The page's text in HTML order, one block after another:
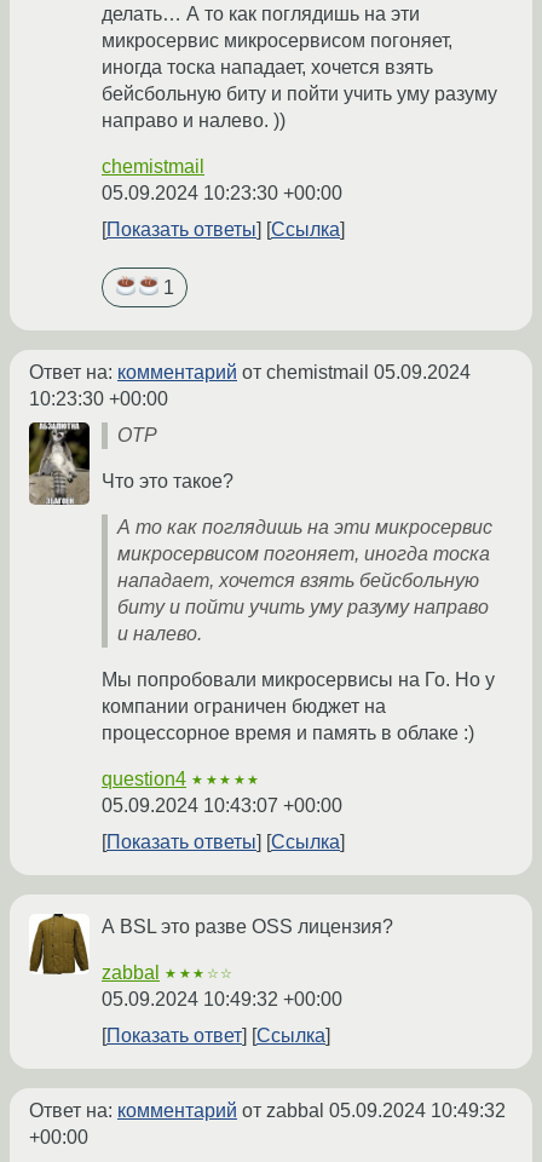
делать… А то как поглядишь на эти
микросервис микросервисом погоняет,
иногда тоска нападает, хочется взять
бейсбольную биту и пойти учить уму разуму
направо и налево. ))
chemistmail
05.09.2024 10:23:30 +00:00
Показать ответы
Ссылка
1
Ответ на: комментарий от chemistmail 05.09.2024
10:23:30 +00:00
OTP
Что это такое?
А то как поглядишь на эти микросервис
микросервисом погоняет, иногда тоска
нападает, хочется взять бейсбольную
биту и пойти учить уму разуму направо
и налево.
Мы попробовали микросервисы на Го. Но у
компании ограничен бюджет на
процессорное время и память в облаке :)
question4 ★★★★★
05.09.2024 10:43:07 +00:00
Показать ответы
Ссылка
А BSL это разве OSS лицензия?
zabbal ★★★☆☆
05.09.2024 10:49:32 +00:00
Показать ответ
Ссылка
Ответ на: комментарий от zabbal 05.09.2024 10:49:32
+00:00